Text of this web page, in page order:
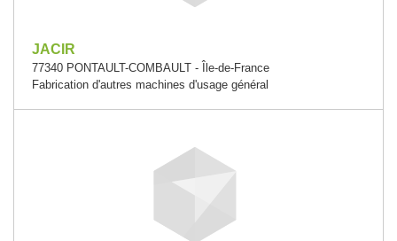
JACIR
77340 PONTAULT-COMBAULT - Île-de-France
Fabrication d'autres machines d'usage général